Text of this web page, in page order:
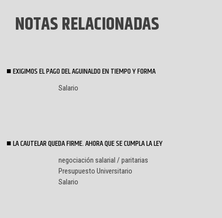
NOTAS RELACIONADAS
EXIGIMOS EL PAGO DEL AGUINALDO EN TIEMPO Y FORMA
Salario
LA CAUTELAR QUEDA FIRME. AHORA QUE SE CUMPLA LA LEY
negociación salarial / paritarias
Presupuesto Universitario
Salario